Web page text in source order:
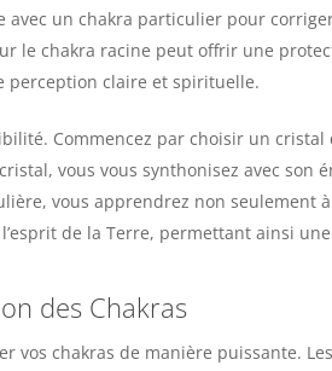
un chakra particulier pour
le chakra racine peut offrir une
perception claire et spirituelle.
Commencez par choisir un
vous vous synthonisez avec son
vous apprendrez non seulement
de la Terre, permettant ainsi
des Chakras
vos chakras de manière puissante.